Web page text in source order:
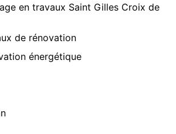
en travaux Saint Gilles Croix de
de rénovation
énergétique